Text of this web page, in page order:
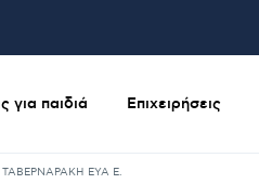
για παιδιά Επιχειρήσεις
ΤΑΒΕΡΝΑΡΑΚΗ ΕΥΑ Ε.